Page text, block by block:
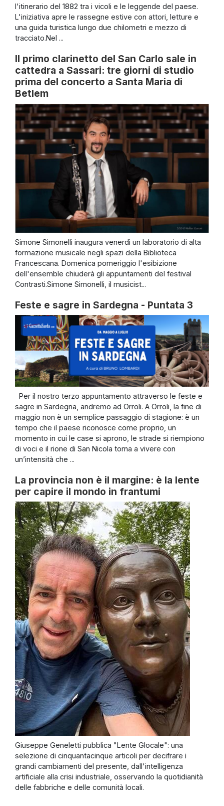
l'itinerario del 1882 tra i vicoli e le leggende del paese.
L'iniziativa apre le rassegne estive con attori, letture e
una guida turistica lungo due chilometri e mezzo di
tracciato.Nel ...
Il primo clarinetto del San Carlo sale in
cattedra a Sassari: tre giorni di studio
prima del concerto a Santa Maria di
Betlem
Simone Simonelli inaugura venerdì un laboratorio di alta
formazione musicale negli spazi della Biblioteca
Francescana. Domenica pomeriggio l'esibizione
dell'ensemble chiuderà gli appuntamenti del festival
Contrasti.Simone Simonelli, il musicist...
Feste e sagre in Sardegna - Puntata 3
Per il nostro terzo appuntamento attraverso le feste e
sagre in Sardegna, andremo ad Orroli. A Orroli, la fine di
maggio non è un semplice passaggio di stagione: è un
tempo che il paese riconosce come proprio, un
momento in cui le case si aprono, le strade si riempiono
di voci e il rione di San Nicola torna a vivere con
un’intensità che ...
La provincia non è il margine: è la lente
per capire il mondo in frantumi
Giuseppe Geneletti pubblica "Lente Glocale": una
selezione di cinquantacinque articoli per decifrare i
grandi cambiamenti del presente, dall'intelligenza
artificiale alla crisi industriale, osservando la quotidianità
delle fabbriche e delle comunità locali.